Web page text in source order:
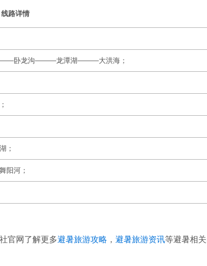
线路详情
卧龙沟———龙潭湖———大洪海；
；
河；
官网了解更多避暑旅游攻略 ， 避暑旅游资讯等避暑相